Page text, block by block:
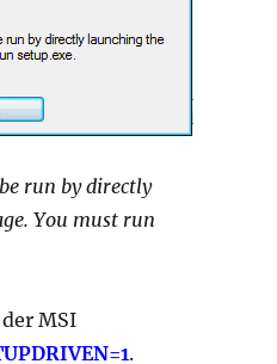
run by directly
You must run
MSI
.